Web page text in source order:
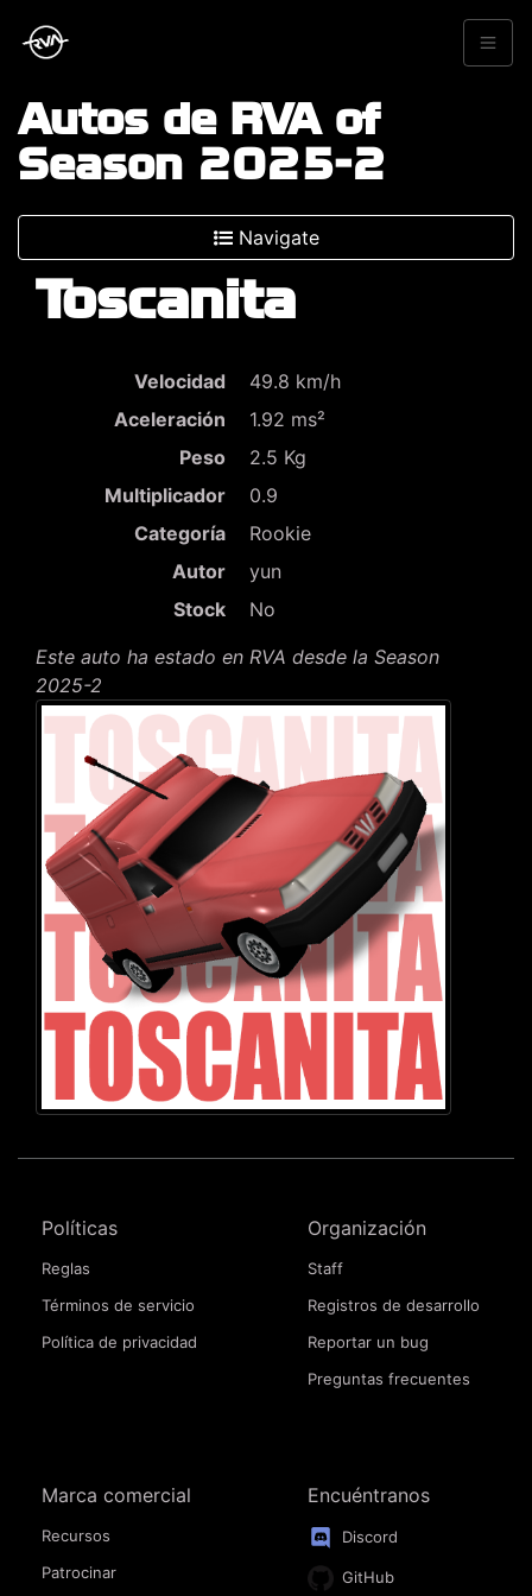
Autos de RVA of
Season 2025-2
Navigate
Toscanita
Velocidad
49.8 km/h
Aceleración
1.92 ms²
Peso
2.5 Kg
Multiplicador
0.9
Categoría
Rookie
Autor
yun
Stock
No
Este auto ha estado en RVA desde la Season
2025-2
Políticas
Reglas
Términos de servicio
Política de privacidad
Organización
Staff
Registros de desarrollo
Reportar un bug
Preguntas frecuentes
Marca comercial
Recursos
Patrocinar
Encuéntranos
Discord
GitHub